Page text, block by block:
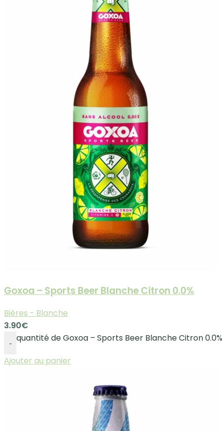
Goxoa – Sports Beer Blanche Citron 0.0%
Bières - Blanche
3.90€
-
quantité de Goxoa – Sports Beer Blanche Citron 0.0%
Ajouter au panier